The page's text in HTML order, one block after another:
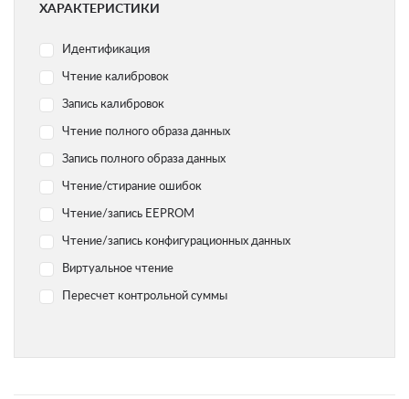
Chery
Yamaha
Chevrolet
Citroen
Dodge
Geely
Hyundai
Infiniti
Jaguar
Jeep
ХАРАКТЕРИСТИКИ
Идентификация
Чтение калибровок
Запись калибровок
Чтение полного образа данных
Запись полного образа данных
Чтение/стирание ошибок
Чтение/запись EEPROM
Чтение/запись конфигурационных данных
Виртуальное чтение
Пересчет контрольной суммы